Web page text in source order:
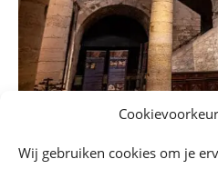
Wij gebruiken cookies om je